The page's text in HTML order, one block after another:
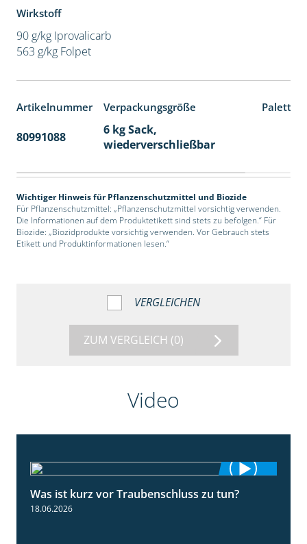
Wirkstoff
90 g/kg Iprovalicarb
563 g/kg Folpet
Artikelnummer Verpackungsgröße
80991088
6 kg Sack,
wiederverschließbar
Wichtiger Hinweis für Pflanzenschutzmittel und Biozide
Für Pflanzenschutzmittel: „Pflanzenschutzmittel vorsichtig verwenden.
Die Informationen auf dem Produktetikett sind stets zu befolgen.“ Für
Biozide: „Biozidprodukte vorsichtig verwenden. Vor Gebrauch stets
Etikett und Produktinformationen lesen.“
VERGLEICHEN
ZUM VERGLEICH (0)
Video
5:04
Was ist kurz vor Traubenschluss zu tun?
18.06.2026